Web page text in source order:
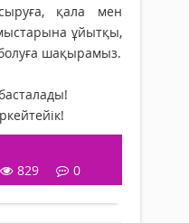
қала мен
ұйытқы,
шақырамыз.
829 0